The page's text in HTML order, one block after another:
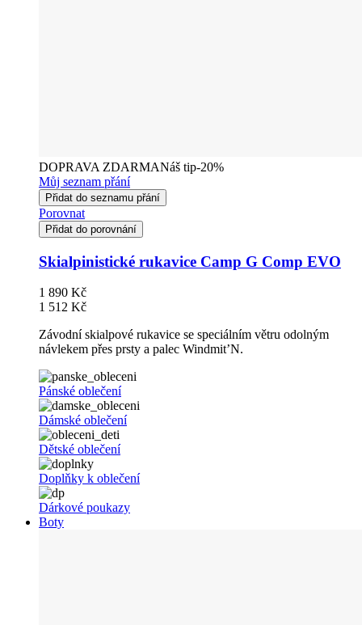
DOPRAVA ZDARMANáš tip-20%
Můj seznam přání
Přidat do seznamu přání
Porovnat
Přidat do porovnání
Skialpinistické rukavice Camp G Comp EVO
1 890 Kč
1 512 Kč
Závodní skialpové rukavice se speciálním větru odolným
návlekem přes prsty a palec Windmit’N.
Pánské oblečení
Dámské oblečení
Dětské oblečení
Doplňky k oblečení
Dárkové poukazy
Boty